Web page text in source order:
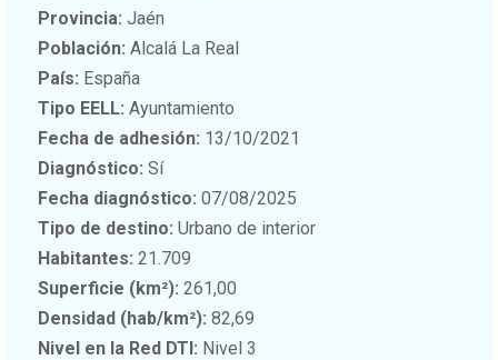
Provincia: Jaén
Población: Alcalá La Real
País: España
Tipo EELL: Ayuntamiento
Fecha de adhesión: 13/10/2021
Diagnóstico: Sí
Fecha diagnóstico: 07/08/2025
Tipo de destino: Urbano de interior
Habitantes: 21.709
Superficie (km²): 261,00
Densidad (hab/km²): 82,69
Nivel en la Red DTI: Nivel 3